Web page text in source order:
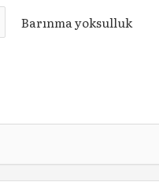
Barınma yoksulluk